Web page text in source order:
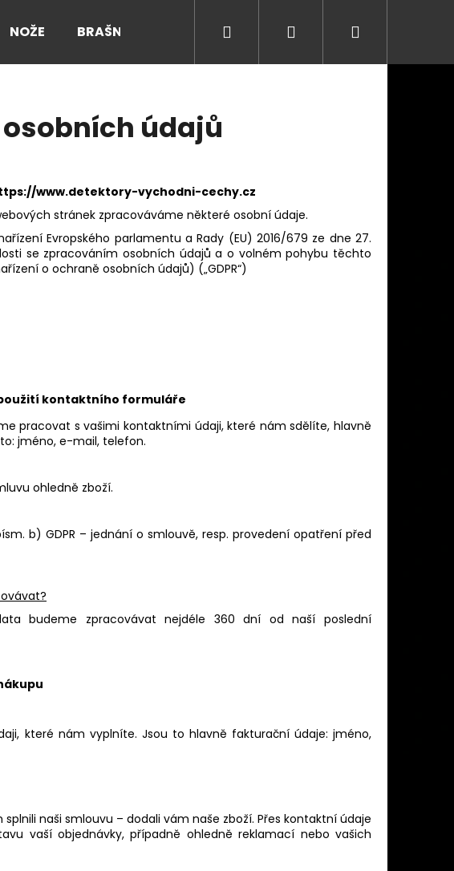
NOŽE BRAŠNY Přihlášení
údajů
www.detektory-vychodni-cechy.cz
stránek zpracováváme některé osobní údaje.
Evropského parlamentu a Rady (EU) 2016/679 ze dne 27.
se zpracováním osobních údajů a o volném pohybu těchto
o ochraně osobních údajů) („GDPR“)
kontaktního formuláře
pracovat s vašimi kontaktními údaji, které nám sdělíte, hlavně
jméno, e-mail, telefon.
ohledně zboží.
b) GDPR – jednání o smlouvě, resp. provedení opatření před
budeme zpracovávat nejdéle 360 dní od naší poslední
které nám vyplníte. Jsou to hlavně fakturační údaje: jméno,
naši smlouvu – dodali vám naše zboží. Přes kontaktní údaje
vaší objednávky, případně ohledně reklamací nebo vašich
490 Kč